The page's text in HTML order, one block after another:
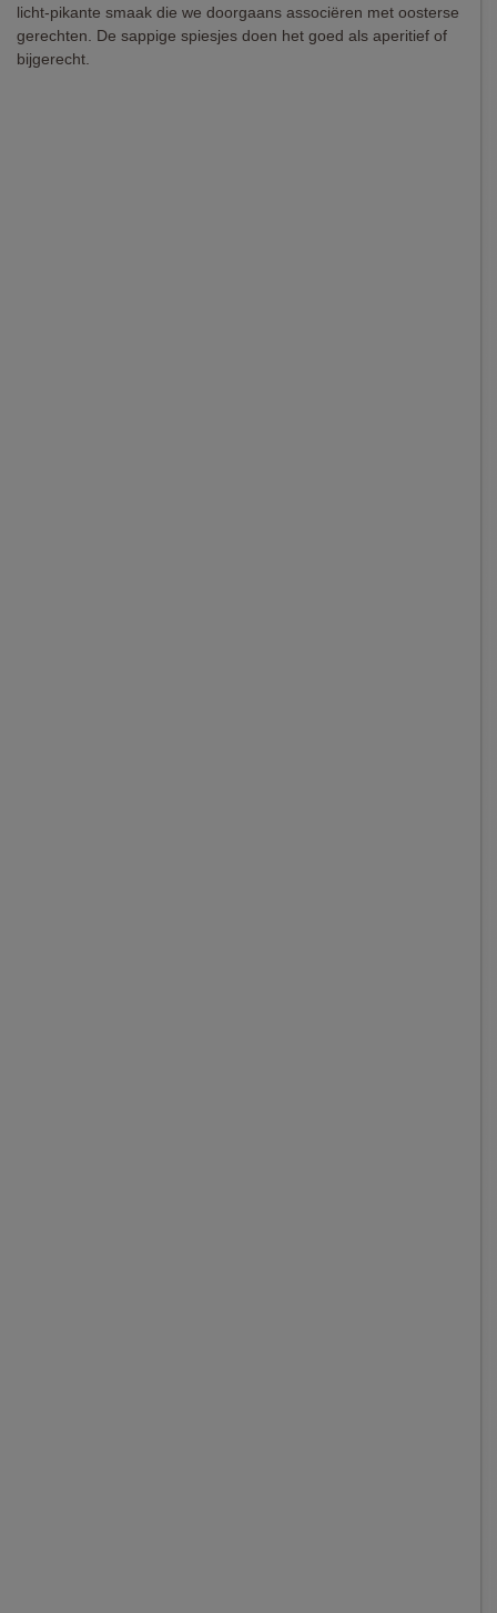
licht-pikante smaak die we doorgaans associëren met oosterse
gerechten. De sappige spiesjes doen het goed als aperitief of
bijgerecht.